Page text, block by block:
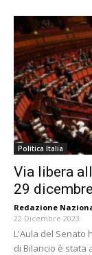
Politica Italia
Via libera
29 dicembre
Redazione
22 Dicembre 2023
L'Aula del Senato
di Bilancio è stata